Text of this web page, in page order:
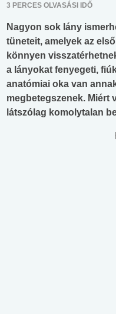
3 PERCES OLVASÁSI IDŐ
Nagyon sok lány
tüneteit, amelyek az
könnyen
a lányokat fenyegeti,
anatómiai oka van
megbetegszenek. Miért
látszólag komolytalan